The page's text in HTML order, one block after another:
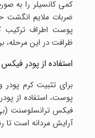
کمی کانسیلر را به
ضربات ملایم انگشت
پوست اطراف ترکیب
ظرافت در این
استفاده از پودر فیکس
برای تثبیت کرم
پوست، استفاده از
فیکس ترانسلوسنت
آرایش مردانه است